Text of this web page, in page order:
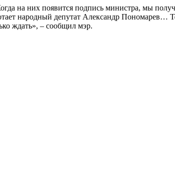
на них появится подпись министра, мы
народный депутат Александр Пономарев…
ждать», – сообщил мэр.